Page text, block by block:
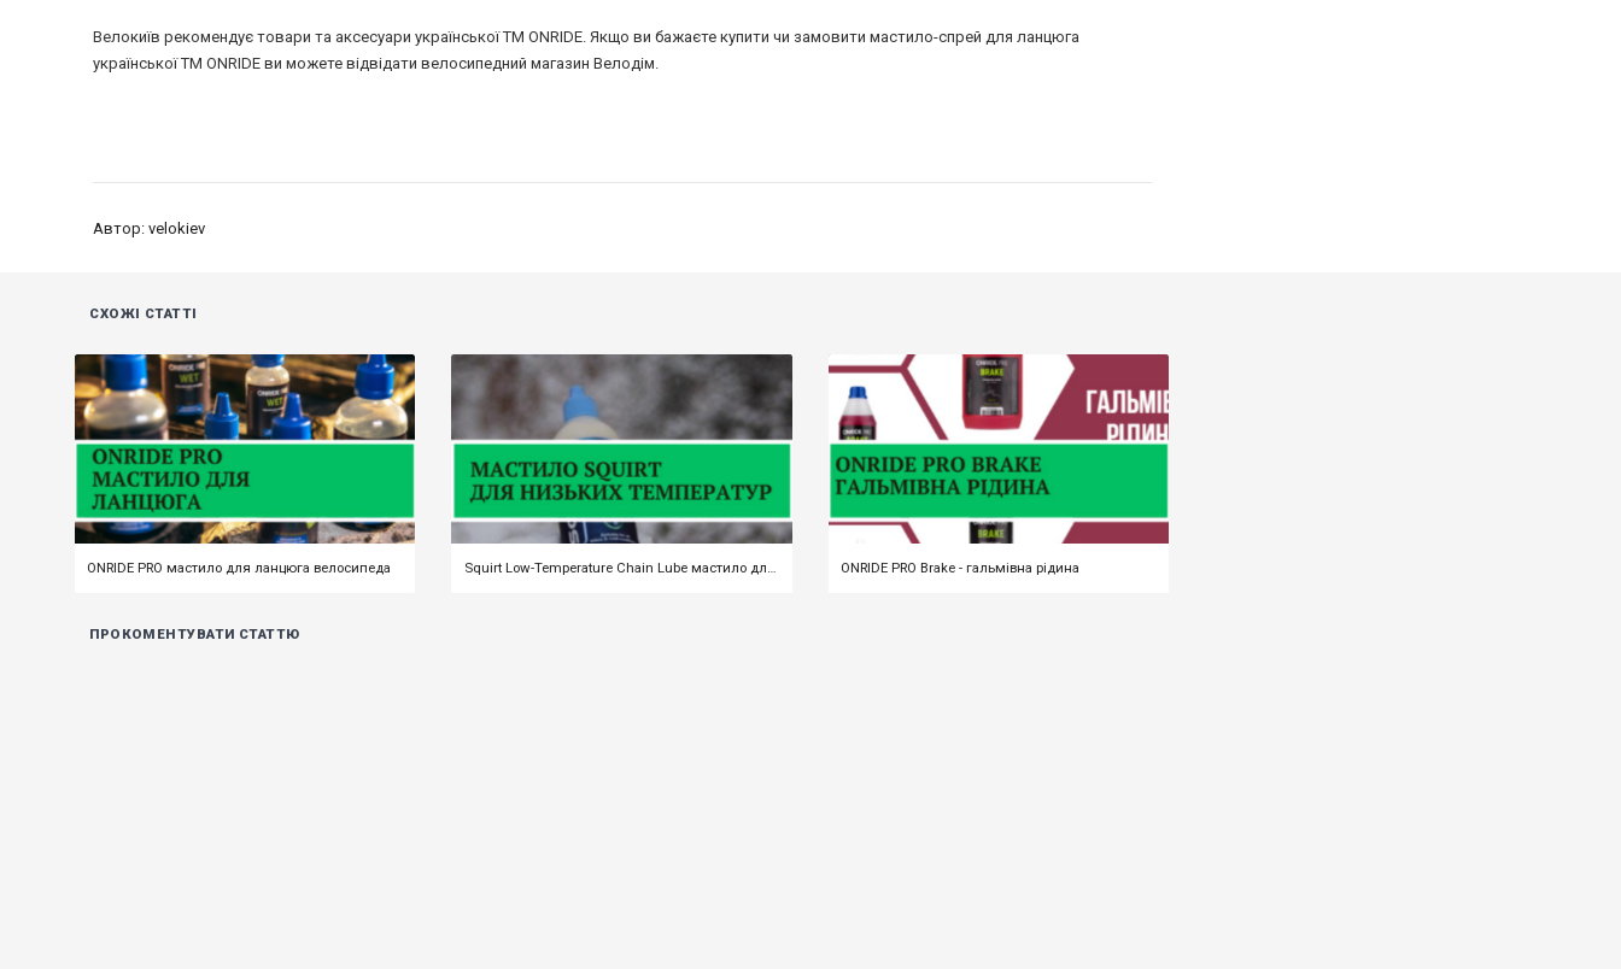
Велокиїв рекомендує товари та аксесуари української ТМ ONRIDE. Якщо ви бажаєте купити чи замовити мастило-спрей для ланцюга
української ТМ ONRIDE ви можете відвідати велосипедний магазин Велодім.
Автор: velokiev
СХОЖІ СТАТТІ
ONRIDE PRO мастило для ланцюга велосипеда ONRIDE PRO Brake - гальмівна рідина
ПРОКОМЕНТУВАТИ СТАТТЮ